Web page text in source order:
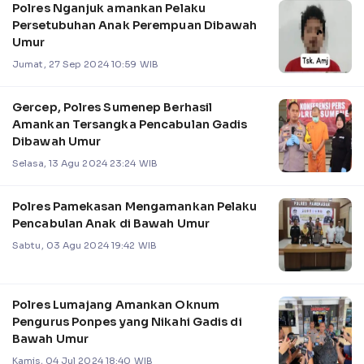
Polres Nganjuk amankan Pelaku
Persetubuhan Anak Perempuan Dibawah
Umur
Jumat, 27 Sep 2024 10:59 WIB
Gercep, Polres Sumenep Berhasil
Amankan Tersangka Pencabulan Gadis
Dibawah Umur
Selasa, 13 Agu 2024 23:24 WIB
Polres Pamekasan Mengamankan Pelaku
Pencabulan Anak di Bawah Umur
Sabtu, 03 Agu 2024 19:42 WIB
Polres Lumajang Amankan Oknum
Pengurus Ponpes yang Nikahi Gadis di
Bawah Umur
Kamis, 04 Jul 2024 18:40 WIB